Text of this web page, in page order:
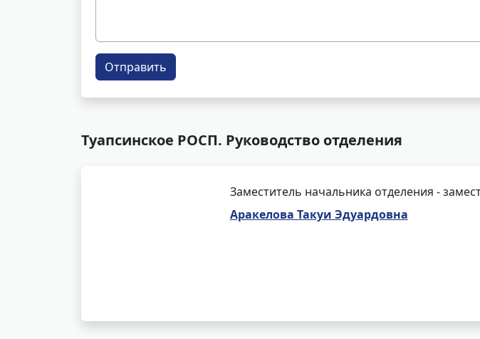
Отправить
Туапсинское РОСП. Руководство отделения
Заместитель начальника отделения -
Аракелова Такуи Эдуардовна